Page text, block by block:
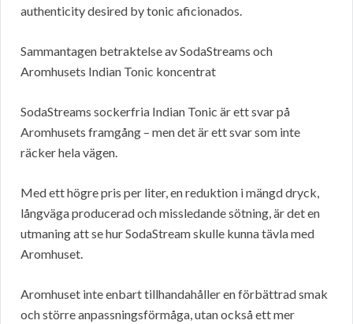
authenticity desired by tonic aficionados.
Sammantagen betraktelse av SodaStreams och
Aromhusets Indian Tonic koncentrat
SodaStreams sockerfria Indian Tonic är ett svar på
Aromhusets framgång – men det är ett svar som inte
räcker hela vägen.
Med ett högre pris per liter, en reduktion i mängd dryck,
långväga producerad och missledande sötning, är det en
utmaning att se hur SodaStream skulle kunna tävla med
Aromhuset.
Aromhuset inte enbart tillhandahåller en förbättrad smak
och större anpassningsförmåga, utan också ett mer